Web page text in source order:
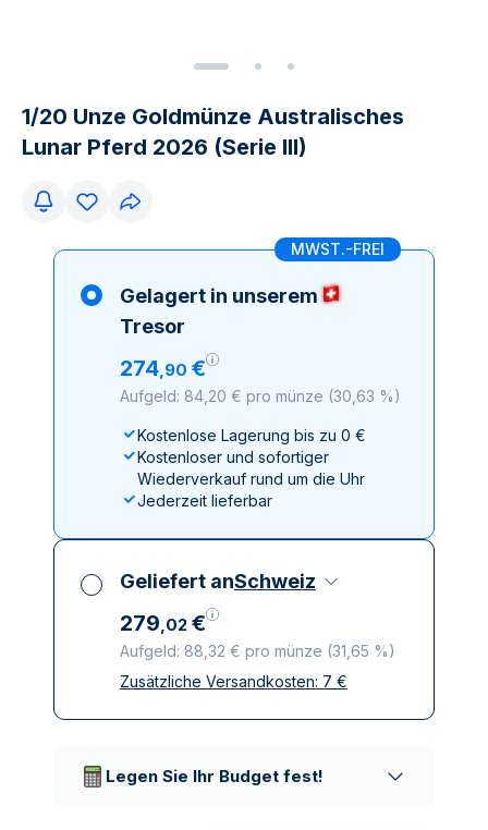
1/20 Unze Goldmünze Australisches
Lunar Pferd 2026 (Serie III)
MWST.-FREI
Gelagert in unserem
Tresor
274,90 €
Aufgeld: 84,20 € pro münze (30,63 %)
Kostenlose Lagerung bis zu 0 €
Kostenloser und sofortiger
Wiederverkauf rund um die Uhr
Jederzeit lieferbar
Geliefert anSchweiz
279,02 €
Aufgeld: 88,32 € pro münze (31,65 %)
Alle Steuern inbegriffen
Zusätzliche Versandkosten: 7 €
Legen Sie Ihr Budget fest!